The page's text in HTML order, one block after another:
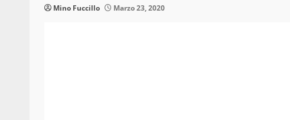
Mino Fuccillo Marzo 23, 2020